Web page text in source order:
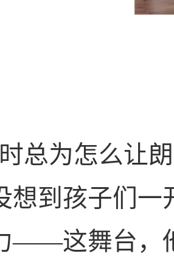
总为怎么让
想到孩子们一
——这舞台，